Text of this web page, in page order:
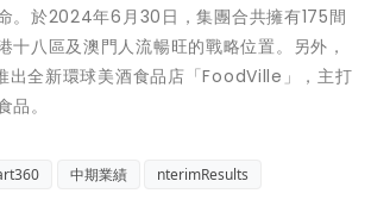
。於2024年6月30日，集團合共擁有175間
十八區及澳門人流暢旺的戰略位置。另外，
出全新環球美酒食品店「FoodVille」，主打
。
中期業績 nterimResults